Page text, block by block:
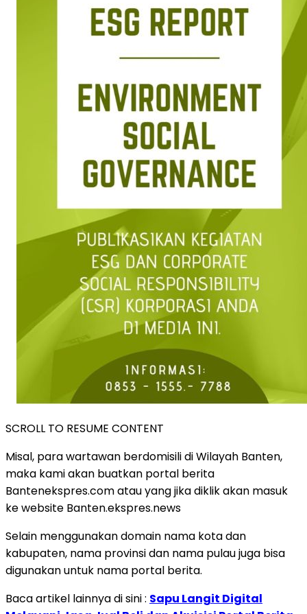
SCROLL TO RESUME CONTENT
Misal, para wartawan berdomisili di Wilayah Banten,
maka kami akan buatkan portal berita
Bantenekspres.com atau yang jika diklik akan masuk
ke website Banten.ekspres.news
Selain menggunakan domain nama kota dan
kabupaten, nama provinsi dan nama pulau juga bisa
digunakan untuk nama portal berita.
Baca artikel lainnya di sini : Sapu Langit Digital